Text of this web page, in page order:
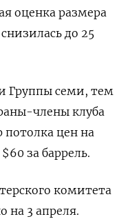
оценка размера
до 25
Группы семи, тем
члены клуба
потолка цен на
за баррель.
комитета
на 3 апреля.